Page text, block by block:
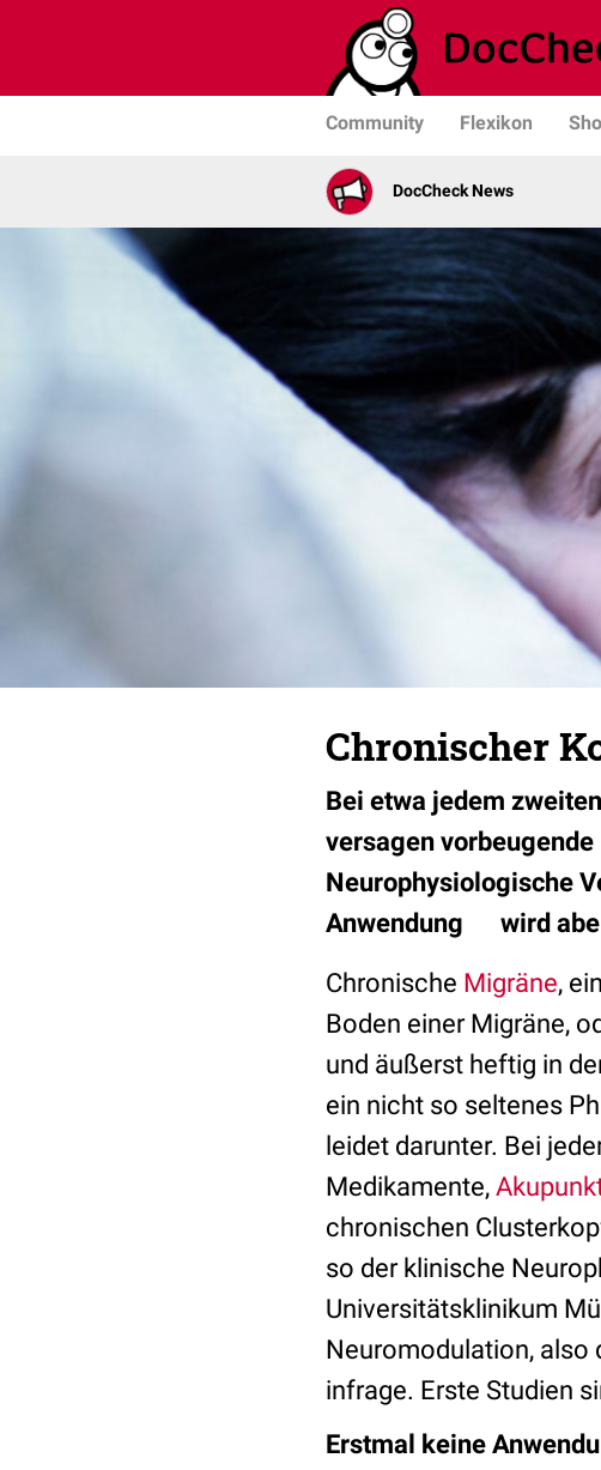
Community Flexikon
DocCheck News
Chronischer
Bei etwa jedem
versagen
Neurophysiologische
Anwendung wird
Chronische Migräne,
Boden einer Migräne,
und äußerst heftig in
ein nicht so seltenes
leidet darunter. Bei
Medikamente,
chronischen
so der klinische
Universitätsklinikum
Neuromodulation, also
infrage. Erste Studien
Erstmal keine